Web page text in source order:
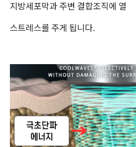
지방세포막과 주변 결합조직에 열
스트레스를 주게 됩니다.